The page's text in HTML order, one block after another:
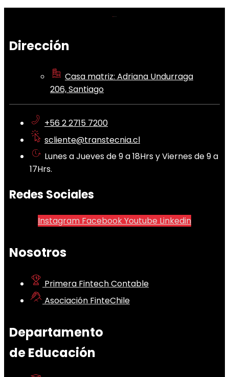
Dirección
Casa matriz: Adriana Undurraga
206, Santiago
+56 2 2715 7200
scliente@transtecnia.cl
Lunes a Jueves de 9 a 18Hrs y Viernes de 9 a
17Hrs.
Redes Sociales
Instagram FacebookYoutube Linkedin
Nosotros
Primera Fintech Contable
Asociación FinteChile
Departamento
de Educación